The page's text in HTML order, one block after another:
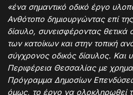
«ένα σημαντικό οδικό έργο
Ανθότοπο δημιουργώντας επί
δίαυλο, συνεισφέροντας θετικά
των κατοίκων και στην τοπική
σύγχρονος οδικός δίαυλος. Και
Περιφέρεια Θεσσαλίας με
Πρόγραμμα Δημοσίων
όμως, το έργο να ολοκληρωθεί